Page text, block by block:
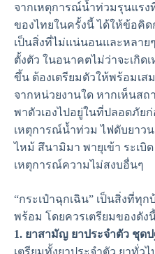
จากเหตุการณ์น้ำท่วมรุนแร
ของไทยในครั้งนี้ ได้ให้ข้อคิด
เป็นสิ่งที่ไม่แน่นอนและหลาย
ตั้งตัว ในอนาคตไม่ว่าจะเกิด
ขึ้น ต้องเตรียมตัวให้พร้อมเส
จากหน่วยงานใด หากเห็นส
พาตัวเองไปอยู่ในที่ปลอดภัย
เหตุการณ์น้ำท่วม ไฟดับยาว
ไหม้ สึนามิมา พายุเข้า ระเบิ
เหตุการณ์ความไม่สงบอื่นๆ
“กระเป๋าฉุกเฉิน” เป็นสิ่งที่ทุก
พร้อม โดยควรเตรียมของดัง
1. ยาสามัญ ยาประจำตัว ชุด
เตรียมทั้งยาประจำตัว ยาทั่ว